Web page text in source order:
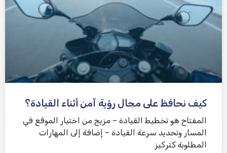
كيف نحافظ على مجال رؤية آمن أثناء القيادة؟
المفتاح هو تخطيط القيادة – مزيج من اختيار الموقع في
المسار وتحديد سرعة القيادة – إضافة إلى المهارات
المطلوبة كتركيز